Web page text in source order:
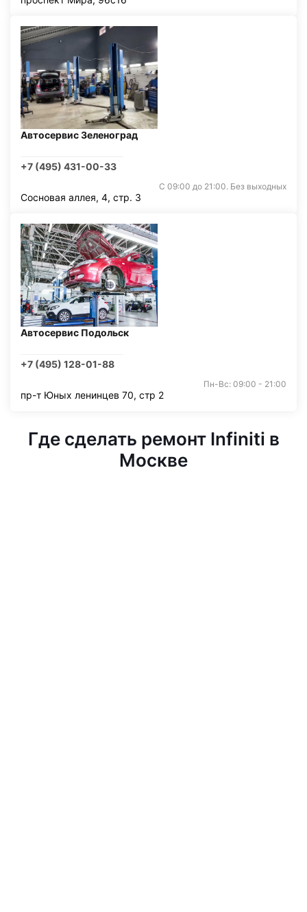
Автосервис Зеленоград
+7 (495) 431-00-33
С 09:00 до 21:00. Без выходных
Сосновая аллея, 4, стр. 3
Автосервис Подольск
+7 (495) 128-01-88
Пн-Вс: 09:00 - 21:00
пр-т Юных ленинцев 70, стр 2
Где сделать ремонт Infiniti в
Москве